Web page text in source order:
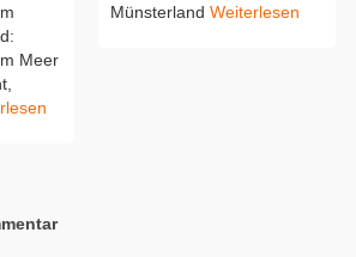
Meer
Münsterland Weiterlesen